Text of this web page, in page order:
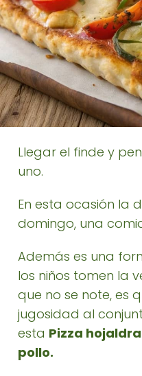
Llegar el finde y
uno.
En esta ocasión la
domingo, una
Además es una
los niños tomen la
que no se note, es
jugosidad al
esta Pizza
pollo.